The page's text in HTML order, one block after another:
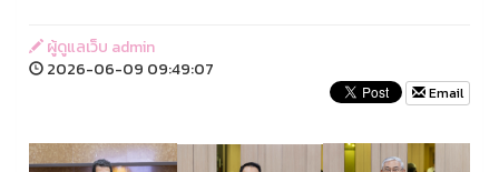
ผู้ดูแลเว็บ admin
2026-06-09 09:49:07
Email